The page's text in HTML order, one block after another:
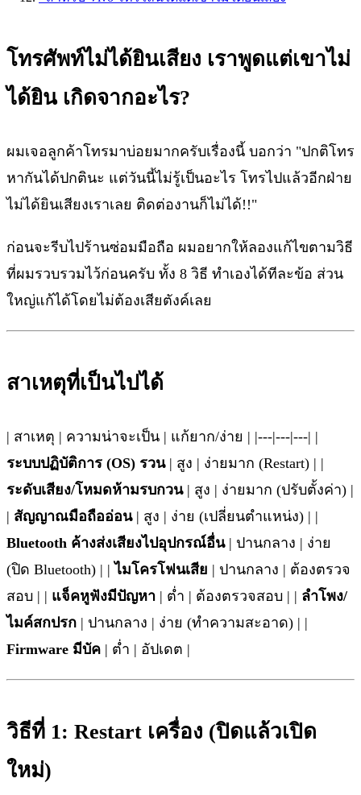
โทรศัพท์ไม่ได้ยินเสียง เราพูดแต่เขาไม่
ได้ยิน เกิดจากอะไร?
ผมเจอลูกค้าโทรมาบ่อยมากครับเรื่องนี้ บอกว่า "ปกติโทร
หากันได้ปกตินะ แต่วันนี้ไม่รู้เป็นอะไร โทรไปแล้วอีกฝ่าย
ไม่ได้ยินเสียงเราเลย ติดต่องานก็ไม่ได้!!"
ก่อนจะรีบไปร้านซ่อมมือถือ ผมอยากให้ลองแก้ไขตามวิธี
ที่ผมรวบรวมไว้ก่อนครับ ทั้ง 8 วิธี ทำเองได้ทีละข้อ ส่วน
ใหญ่แก้ได้โดยไม่ต้องเสียตังค์เลย
สาเหตุที่เป็นไปได้
| สาเหตุ | ความน่าจะเป็น | แก้ยาก/ง่าย | |---|---|---| |
ระบบปฏิบัติการ (OS) รวน| สูง | ง่ายมาก (Restart) | |
ระดับเสียง/โหมดห้ามรบกวน| สูง | ง่ายมาก (ปรับตั้งค่า) |
| สัญญาณมือถืออ่อน| สูง | ง่าย (เปลี่ยนตำแหน่ง) | |
Bluetooth ค้างส่งเสียงไปอุปกรณ์อื่น| ปานกลาง | ง่าย
(ปิด Bluetooth) | |ไมโครโฟนเสีย | ปานกลาง | ต้องตรวจ
สอบ | | แจ็คหูฟังมีปัญหา | ต่ำ | ต้องตรวจสอบ | | ลำโพง/
ไมค์สกปรก | ปานกลาง | ง่าย (ทำความสะอาด) | |
Firmware มีบัค | ต่ำ | อัปเดต |
วิธีที่ 1: Restart เครื่อง (ปิดแล้วเปิด
ใหม่)